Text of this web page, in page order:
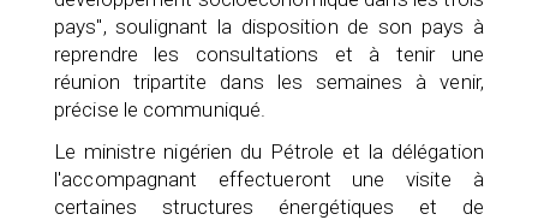
pays", soulignant la disposition de son pays à
reprendre les consultations et à tenir une
réunion tripartite dans les semaines à venir,
précise le communiqué.
Le ministre nigérien du Pétrole et la délégation
l'accompagnant effectueront une visite à
certaines structures énergétiques et de